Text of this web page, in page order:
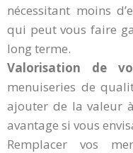
nécessitant moins
qui peut vous faire
long terme.
Valorisation de
menuiseries de
ajouter de la valeur
avantage si vous
Remplacer vos